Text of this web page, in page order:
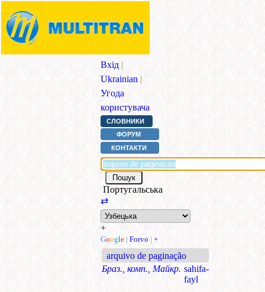
Вхід |
Ukrainian |
Угода
користувача
СЛОВНИКИ
ФОРУМ
КОНТАКТИ
Португальська
⇄
+
Google | Forvo | +
arquivo de paginação
Браз., комп., Майкр. sahifa-
fayl